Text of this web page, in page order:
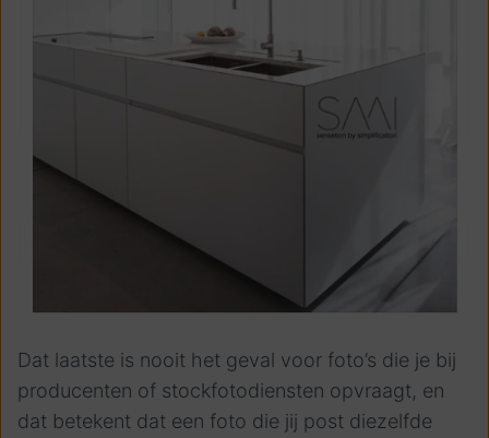
Dat laatste is nooit het geval voor foto’s die je bij
producenten of stockfotodiensten opvraagt, en
dat betekent dat een foto die jij post diezelfde